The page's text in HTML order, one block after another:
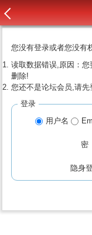
您没有登录或者您没有
读取数据错误,原因：
删除!
您还不是论坛会员,请先
登录
用户名
密
隐身